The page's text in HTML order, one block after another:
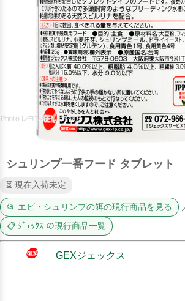
シュリンプ一番フード タブレット
⏳ 現在入荷未定
📂 エビ・シュリンプの餌の現行商品を見る
📋 ｼﾞｪｯｸｽ の現行商品一覧
GEXジェックス